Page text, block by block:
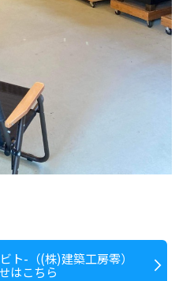
ト-（(株)建築工房零）
はこちら